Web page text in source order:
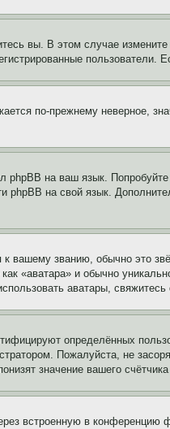
вы. В этом случае
по-прежнему неверное,
на ваш язык.
phpBB на свой язык.
вашему званию, обычно это
«аватара» и обычно
аватары,
определённых
Пожалуйста, не
значение вашего
встроенную в